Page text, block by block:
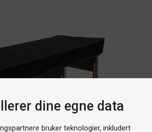
dine egne data
bruker teknologier, inkludert